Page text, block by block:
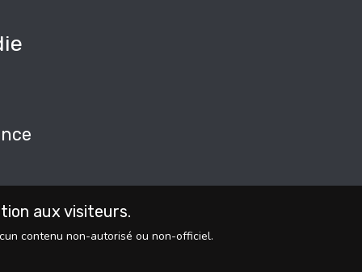
aux visiteurs.
contenu non-autorisé ou non-officiel.